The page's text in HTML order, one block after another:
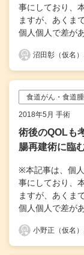
事にしており、
ますが、あくま
個人個人で差が
沼田彰（仮名）
食道がん・食道
2018年5月 手術
術後のQOLも
腸再建術に臨
※本記事は、個
事にしており、
ますが、あくま
個人個人で差が
小野正（仮名）